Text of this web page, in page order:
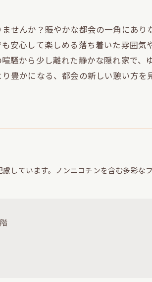
せんか？賑やかな都会の一角にあり
安心して楽しめる落ち着いた雰囲気
騒から少し離れた静かな隠れ家で、
豊かになる、都会の新しい憩い方を
しています。ノンニコチンを含む多彩な